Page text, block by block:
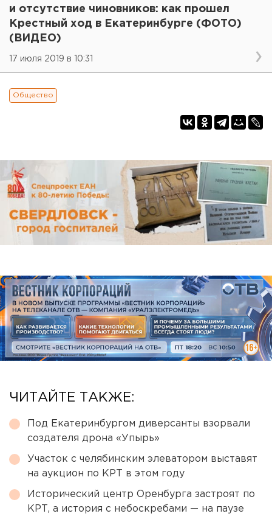
и отсутствие чиновников: как прошел
Крестный ход в Екатеринбурге (ФОТО)
(ВИДЕО)
17 июля 2019 в 10:31
Общество
ЧИТАЙТЕ ТАКЖЕ:
Под Екатеринбургом диверсанты взорвали
создателя дрона «Упырь»
Участок с челябинским элеватором выставят
на аукцион по КРТ в этом году
Исторический центр Оренбурга застроят по
КРТ, а история с небоскребами — на паузе